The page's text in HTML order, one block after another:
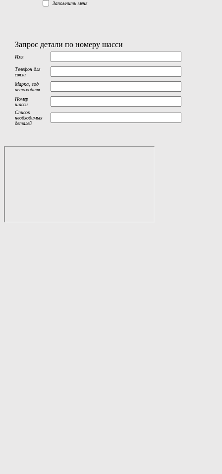
Запомнить меня
Запрос детали по номеру шасси
Имя
Телефон для
связи
Марка, год
автомобиля
Номер
шасси
Список
необходимых
деталей